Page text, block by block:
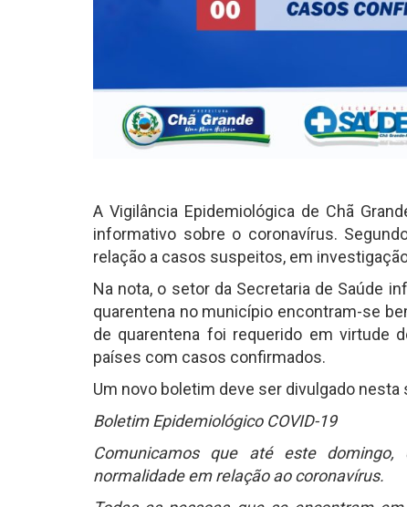
A Vigilância Epidemiológica de Chã
informativo sobre o coronavírus.
relação a casos suspeitos, em
Na nota, o setor da Secretaria de Saúde
quarentena no município encontram-se
de quarentena foi requerido em virtude
países com casos confirmados.
Um novo boletim deve ser divulgado nesta
Boletim Epidemiológico COVID-19
Comunicamos que até este
normalidade em relação ao coronavírus.